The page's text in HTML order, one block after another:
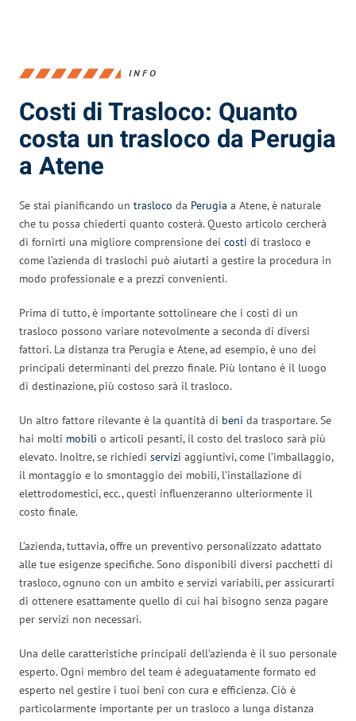
INFO
Costi di Trasloco: Quanto
costa un trasloco da Perugia
a Atene
Se stai pianificando un trasloco da Perugia a Atene, è naturale
che tu possa chiederti quanto costerà. Questo articolo cercherà
di fornirti una migliore comprensione dei costi di trasloco e
come l’azienda di traslochi può aiutarti a gestire la procedura in
modo professionale e a prezzi convenienti.
Prima di tutto, è importante sottolineare che i costi di un
trasloco possono variare notevolmente a seconda di diversi
fattori. La distanza tra Perugia e Atene, ad esempio, è uno dei
principali determinanti del prezzo finale. Più lontano è il luogo
di destinazione, più costoso sarà il trasloco.
Un altro fattore rilevante è la quantità di beni da trasportare. Se
hai molti mobili o articoli pesanti, il costo del trasloco sarà più
elevato. Inoltre, se richiedi servizi aggiuntivi, come l’imballaggio,
il montaggio e lo smontaggio dei mobili, l’installazione di
elettrodomestici, ecc., questi influenzeranno ulteriormente il
costo finale.
L’azienda, tuttavia, offre un preventivo personalizzato adattato
alle tue esigenze specifiche. Sono disponibili diversi pacchetti di
trasloco, ognuno con un ambito e servizi variabili, per assicurarti
di ottenere esattamente quello di cui hai bisogno senza pagare
per servizi non necessari.
Una delle caratteristiche principali dell’azienda è il suo personale
esperto. Ogni membro del team è adeguatamente formato ed
esperto nel gestire i tuoi beni con cura e efficienza. Ciò è
particolarmente importante per un trasloco a lunga distanza